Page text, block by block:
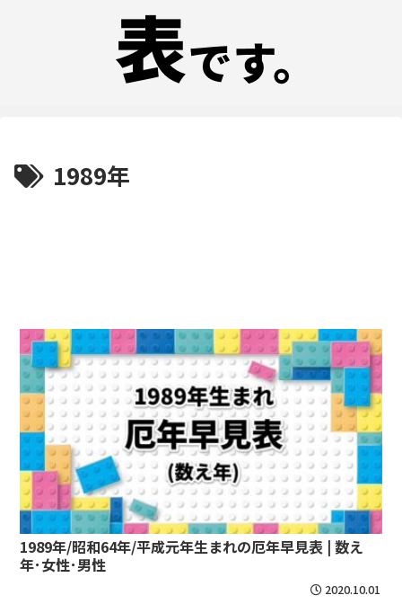
1989年
1989年/昭和64年/平成元年生まれの厄年早見表 | 数え
年･女性･男性
2020.10.01